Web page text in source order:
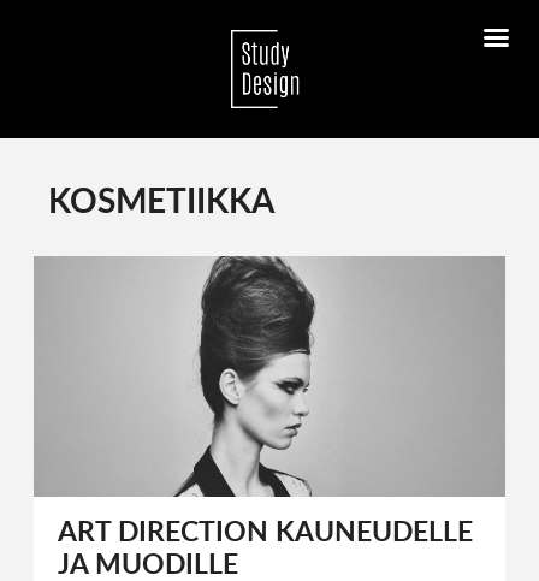
KOSMETIIKKA
ART DIRECTION KAUNEUDELLE
JA MUODILLE